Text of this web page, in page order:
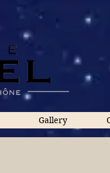
Gallery